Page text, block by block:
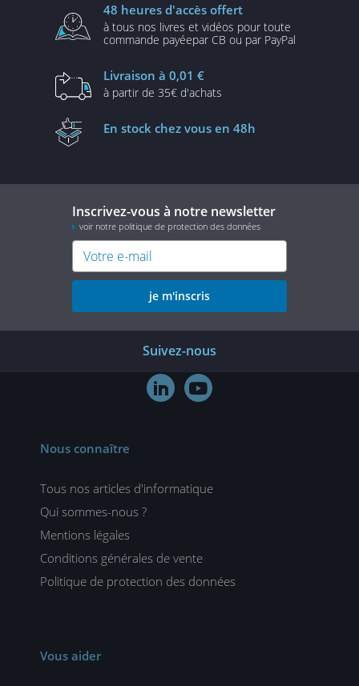
48 heures d'accès offert
à tous nos livres et vidéos pour toute
commande payéepar CB ou par PayPal
Livraison à 0,01 €
à partir de 35€ d'achats
En stock chez vous en 48h
Inscrivez-vous à notre newsletter
voir notre politique de protection des données
je m'inscris
Suivez-nous
 
Nous connaître
Tous nos articles d'informatique
Qui sommes-nous ?
Mentions légales
Conditions générales de vente
Politique de protection des données
Vous aider